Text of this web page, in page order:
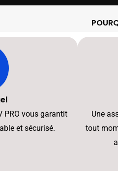
PRO vous garantit
et sécurisé.
Une
tout